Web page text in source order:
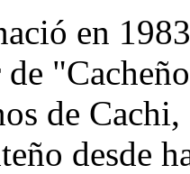
en
de
desde